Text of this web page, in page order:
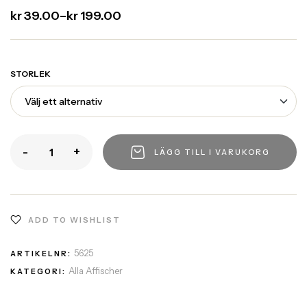
kr39.00–kr199.00
STORLEK
- + LÄGG TILL I VARUKORG
ADD TO WISHLIST
ARTIKELNR: 5625
KATEGORI: Alla Affischer